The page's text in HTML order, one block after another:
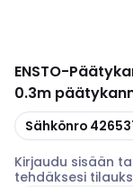
ENSTO-
0.3m
Kopioi
Sähkönro
Kirjaudu sisään
tehdäksesi